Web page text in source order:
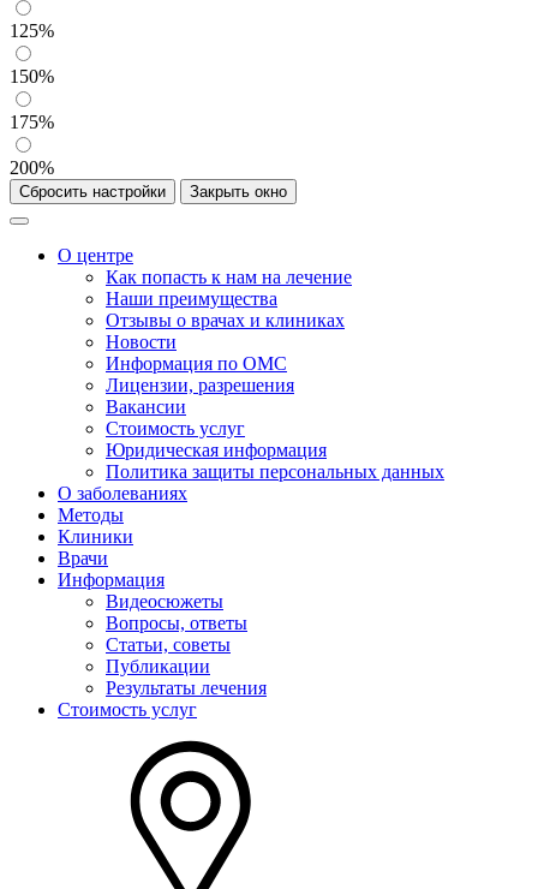
125%
150%
175%
200%
Сбросить настройки Закрыть окно
О центре
Как попасть к нам на лечение
Наши преимущества
Отзывы о врачах и клиниках
Новости
Информация по ОМС
Лицензии, разрешения
Вакансии
Стоимость услуг
Юридическая информация
Политика защиты персональных данных
О заболеваниях
Методы
Клиники
Врачи
Информация
Видеосюжеты
Вопросы, ответы
Статьи, советы
Публикации
Результаты лечения
Стоимость услуг